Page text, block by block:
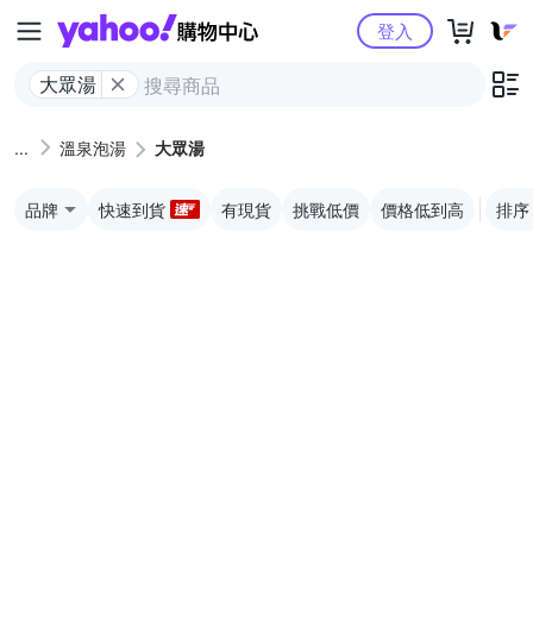
Yahoo購物中心
大眾湯
登入
溫泉泡湯 大眾湯
品牌 快速到貨 有現貨 挑戰低價 價格低到高 排序